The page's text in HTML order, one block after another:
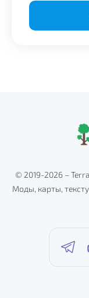
© 2019-2026 –
Моды, карты,